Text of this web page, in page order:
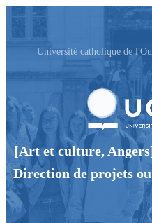
Université catholique de
[Art et culture,
Direction de projets